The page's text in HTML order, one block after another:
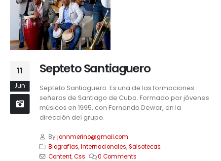
11
Jun
Septeto Santiaguero
Septeto Santiaguero. Es una de las formaciones
señeras de Santiago de Cuba. Formado por jóvenes
músicos en 1995, con Fernando Dewar, en la
dirección del grupo.
Byjonnmerino@gmail.com
Biografías,Internacionales,Salsotecas
Content,Css 0 Comments